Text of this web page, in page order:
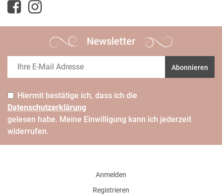
Newsletter
Abonnieren
Hiermit bestätige ich, dass ich die
Daten­schutz­erklärung
gelesen habe. Meine Einwilligung kann ich jederzeit
widerrufen.
Anmelden
Registrieren